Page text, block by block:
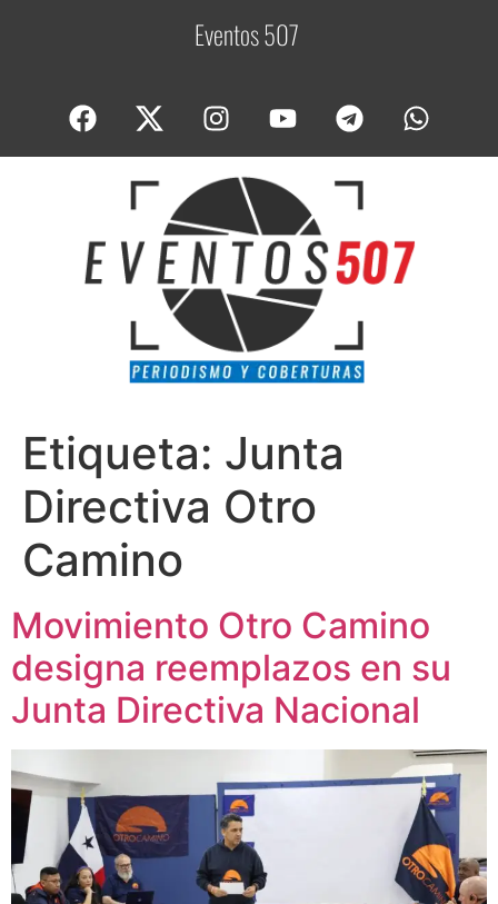
Eventos 507C
Etiqueta: Junta
Directiva Otro
Camino
Movimiento Otro Camino
designa reemplazos en su
Junta Directiva Nacional